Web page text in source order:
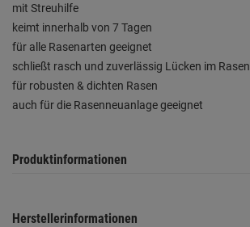
mit Streuhilfe
keimt innerhalb von 7 Tagen
für alle Rasenarten geeignet
schließt rasch und zuverlässig Lücken im Rasen
für robusten & dichten Rasen
auch für die Rasenneuanlage geeignet
Produktinformationen
Herstellerinformationen